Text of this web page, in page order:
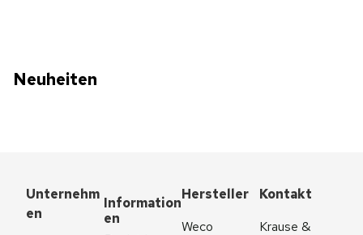
Neuheiten
Unternehm
en
Information
en
Hersteller
Weco
Kontakt
Krause &